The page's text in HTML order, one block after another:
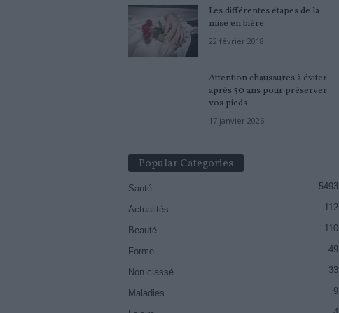
Les différentes étapes de la
mise en bière
22 février 2018
Attention chaussures à éviter
après 50 ans pour préserver
vos pieds
17 janvier 2026
Popular Categories
Santé 5493
Actualités 112
Beauté 110
Forme 49
Non classé 33
Maladies 9